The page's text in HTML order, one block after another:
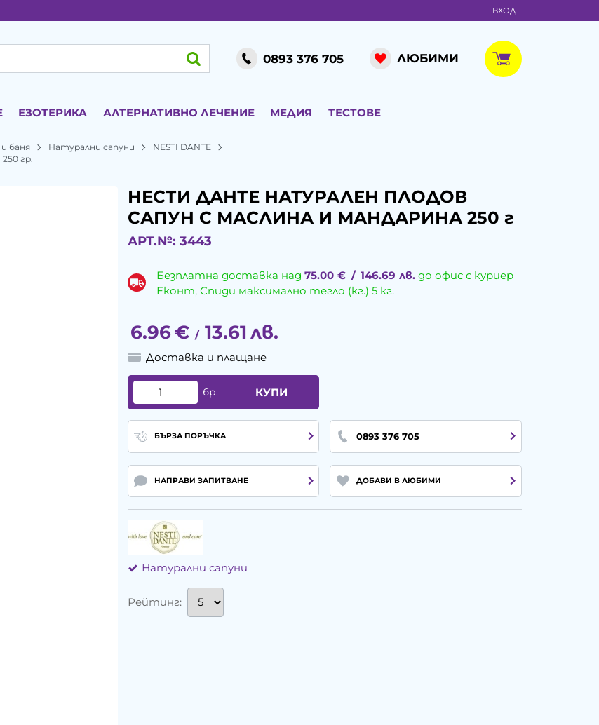
ВХОД
0893 376 705 ЛЮБИМИ
ЕЗОТЕРИКА АЛТЕРНАТИВНО ЛЕЧЕНИЕ МЕДИЯ ТЕСТОВЕ
баня Натурални сапуни
NESTI DANTE
гр.
НЕСТИ ДАНТЕ НАТУРАЛЕН ПЛОДОВ
САПУН С МАСЛИНА И МАНДАРИНА 250 г
АРТ.№: 3443
Безплатна доставка над75.00 € / 146.69 лв. до офис с куриер
Еконт, Спиди максимално тегло (кг.) 5 кг.
6.96€ / 13.61 лв.
Доставка и плащане
бр. КУПИ
БЪРЗА ПОРЪЧКА 0893 376 705
НАПРАВИ ЗАПИТВАНЕ ДОБАВИ В ЛЮБИМИ
Натурални сапуни
Рейтинг: